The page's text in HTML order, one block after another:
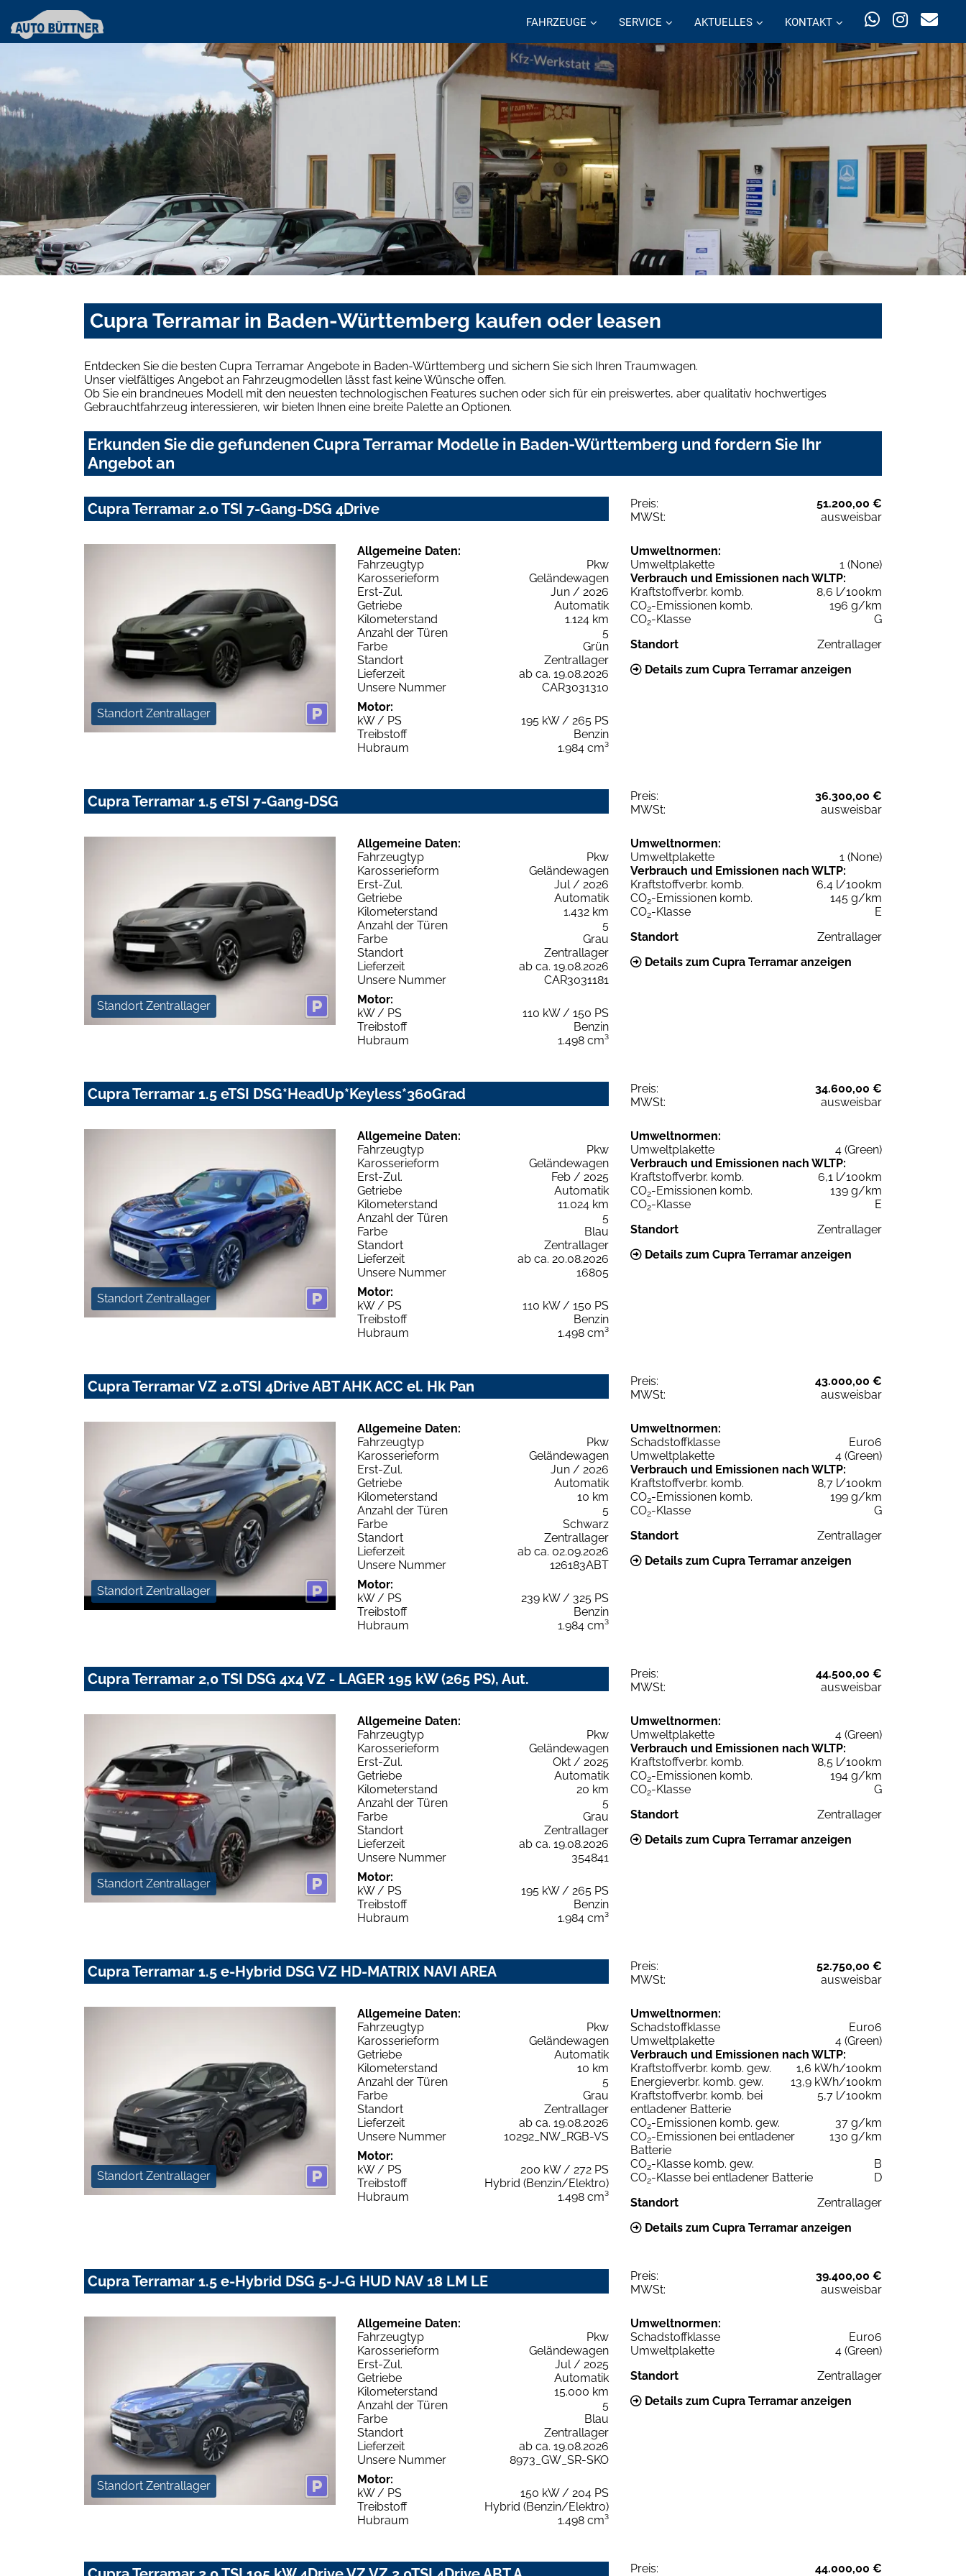
FAHRZEUGE SERVICE AKTUELLES KONTAKT
Cupra Terramar in Baden-Württemberg kaufen oder leasen
Entdecken Sie die besten Cupra Terramar Angebote in Baden-Württemberg und sichern Sie sich Ihren Traumwagen.
Unser vielfältiges Angebot an Fahrzeugmodellen lässt fast keine Wünsche offen.
Ob Sie ein brandneues Modell mit den neuesten technologischen Features suchen oder sich für ein preiswertes, aber qualitativ hochwertiges
Gebrauchtfahrzeug interessieren, wir bieten Ihnen eine breite Palette an Optionen.
Erkunden Sie die gefundenen Cupra Terramar Modelle in Baden-Württemberg und fordern Sie Ihr
Angebot an
Cupra Terramar 2.0 TSI 7-Gang-DSG 4Drive Preis:
51.200,00 €
MWSt:
ausweisbar
Standort Zentrallager
Allgemeine Daten:
Fahrzeugtyp
Pkw
Karosserieform
Geländewagen
Erst-Zul.
Jun / 2026
Getriebe
Automatik
Kilometerstand
1.124 km
Anzahl der Türen
5
Farbe
Grün
Standort
Zentrallager
Lieferzeit
ab ca. 19.08.2026
Unsere Nummer
CAR3031310
Motor:
kW / PS
195 kW / 265 PS
Treibstoff
Benzin
Hubraum
1.984 cm³
Umweltnormen:
Umweltplakette
1 (None)
Verbrauch und Emissionen nach WLTP:
Kraftstoffverbr. komb.
8,6 l/100km
CO2-Emissionen komb.
196 g/km
CO2-Klasse
G
Standort
Zentrallager
Details zum Cupra Terramar anzeigen
Cupra Terramar 1.5 eTSI 7-Gang-DSG Preis:
36.300,00 €
MWSt:
ausweisbar
Standort Zentrallager
Allgemeine Daten:
Fahrzeugtyp
Pkw
Karosserieform
Geländewagen
Erst-Zul.
Jul / 2026
Getriebe
Automatik
Kilometerstand
1.432 km
Anzahl der Türen
5
Farbe
Grau
Standort
Zentrallager
Lieferzeit
ab ca. 19.08.2026
Unsere Nummer
CAR3031181
Motor:
kW / PS
110 kW / 150 PS
Treibstoff
Benzin
Hubraum
1.498 cm³
Umweltnormen:
Umweltplakette
1 (None)
Verbrauch und Emissionen nach WLTP:
Kraftstoffverbr. komb.
6,4 l/100km
CO2-Emissionen komb.
145 g/km
CO2-Klasse
E
Standort
Zentrallager
Details zum Cupra Terramar anzeigen
Cupra Terramar 1.5 eTSI DSG*HeadUp*Keyless*360Grad Preis:
34.600,00 €
MWSt:
ausweisbar
Standort Zentrallager
Allgemeine Daten:
Fahrzeugtyp
Pkw
Karosserieform
Geländewagen
Erst-Zul.
Feb / 2025
Getriebe
Automatik
Kilometerstand
11.024 km
Anzahl der Türen
5
Farbe
Blau
Standort
Zentrallager
Lieferzeit
ab ca. 20.08.2026
Unsere Nummer
16805
Motor:
kW / PS
110 kW / 150 PS
Treibstoff
Benzin
Hubraum
1.498 cm³
Umweltnormen:
Umweltplakette
4 (Green)
Verbrauch und Emissionen nach WLTP:
Kraftstoffverbr. komb.
6,1 l/100km
CO2-Emissionen komb.
139 g/km
CO2-Klasse
E
Standort
Zentrallager
Details zum Cupra Terramar anzeigen
Cupra Terramar VZ 2.0TSI 4Drive ABT AHK ACC el. Hk Pan Preis:
43.000,00 €
MWSt:
ausweisbar
Standort Zentrallager
Allgemeine Daten:
Fahrzeugtyp
Pkw
Karosserieform
Geländewagen
Erst-Zul.
Jun / 2026
Getriebe
Automatik
Kilometerstand
10 km
Anzahl der Türen
5
Farbe
Schwarz
Standort
Zentrallager
Lieferzeit
ab ca. 02.09.2026
Unsere Nummer
126183ABT
Motor:
kW / PS
239 kW / 325 PS
Treibstoff
Benzin
Hubraum
1.984 cm³
Umweltnormen:
Schadstoffklasse
Euro6
Umweltplakette
4 (Green)
Verbrauch und Emissionen nach WLTP:
Kraftstoffverbr. komb.
8,7 l/100km
CO2-Emissionen komb.
199 g/km
CO2-Klasse
G
Standort
Zentrallager
Details zum Cupra Terramar anzeigen
Cupra Terramar 2,0 TSI DSG 4x4 VZ - LAGER 195 kW (265 PS), Aut. Preis:
44.500,00 €
MWSt:
ausweisbar
Standort Zentrallager
Allgemeine Daten:
Fahrzeugtyp
Pkw
Karosserieform
Geländewagen
Erst-Zul.
Okt / 2025
Getriebe
Automatik
Kilometerstand
20 km
Anzahl der Türen
5
Farbe
Grau
Standort
Zentrallager
Lieferzeit
ab ca. 19.08.2026
Unsere Nummer
354841
Motor:
kW / PS
195 kW / 265 PS
Treibstoff
Benzin
Hubraum
1.984 cm³
Umweltnormen:
Umweltplakette
4 (Green)
Verbrauch und Emissionen nach WLTP:
Kraftstoffverbr. komb.
8,5 l/100km
CO2-Emissionen komb.
194 g/km
CO2-Klasse
G
Standort
Zentrallager
Details zum Cupra Terramar anzeigen
Cupra Terramar 1.5 e-Hybrid DSG VZ HD-MATRIX NAVI AREA Preis:
52.750,00 €
MWSt:
ausweisbar
Standort Zentrallager
Allgemeine Daten:
Fahrzeugtyp
Pkw
Karosserieform
Geländewagen
Getriebe
Automatik
Kilometerstand
10 km
Anzahl der Türen
5
Farbe
Grau
Standort
Zentrallager
Lieferzeit
ab ca. 19.08.2026
Unsere Nummer
10292_NW_RGB-VS
Motor:
kW / PS
200 kW / 272 PS
Treibstoff
Hybrid (Benzin/Elektro)
Hubraum
1.498 cm³
Umweltnormen:
Schadstoffklasse
Euro6
Umweltplakette
4 (Green)
Verbrauch und Emissionen nach WLTP:
Kraftstoffverbr. komb. gew.
1,6 kWh/100km
Energieverbr. komb. gew.
13,9 kWh/100km
Kraftstoffverbr. komb. bei
entladener Batterie
5,7 l/100km
CO2-Emissionen komb. gew.
37 g/km
CO2-Emissionen bei entladener
Batterie
130 g/km
CO2-Klasse komb. gew.
B
CO2-Klasse bei entladener Batterie
D
Standort
Zentrallager
Details zum Cupra Terramar anzeigen
Cupra Terramar 1.5 e-Hybrid DSG 5-J-G HUD NAV 18 LM LE Preis:
39.400,00 €
MWSt:
ausweisbar
Standort Zentrallager
Allgemeine Daten:
Fahrzeugtyp
Pkw
Karosserieform
Geländewagen
Erst-Zul.
Jul / 2025
Getriebe
Automatik
Kilometerstand
15.000 km
Anzahl der Türen
5
Farbe
Blau
Standort
Zentrallager
Lieferzeit
ab ca. 19.08.2026
Unsere Nummer
8973_GW_SR-SKO
Motor:
kW / PS
150 kW / 204 PS
Treibstoff
Hybrid (Benzin/Elektro)
Hubraum
1.498 cm³
Umweltnormen:
Schadstoffklasse
Euro6
Umweltplakette
4 (Green)
Standort
Zentrallager
Details zum Cupra Terramar anzeigen
Preis:
44.000,00 €